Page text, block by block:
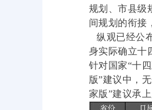
规划、市县级
间规划的衔接
纵观已经公
身实际确立十
针对国家“十
版”建议中，
家版”建议承